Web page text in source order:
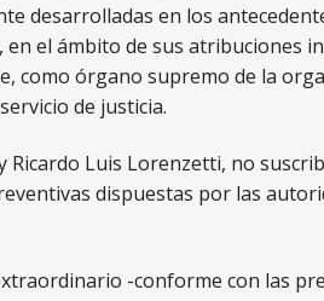
desarrolladas en los
el ámbito de sus atribuciones
como órgano supremo de la
de justicia.
Ricardo Luis Lorenzetti, no
dispuestas por las
-conforme con las